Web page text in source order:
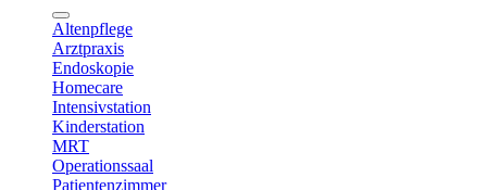
Altenpflege
Arztpraxis
Endoskopie
Homecare
Intensivstation
Kinderstation
MRT
Operationssaal
Patientenzimmer